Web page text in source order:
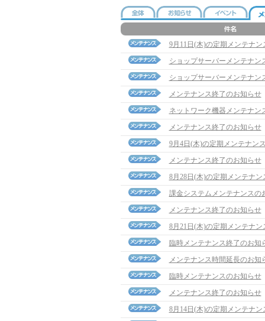
9月11日(木)の定期メンテナン
ショップサーバーメンテナン
ショップサーバーメンテナン
メンテナンス終了のお知らせ
ネットワーク機器メンテナン
メンテナンス終了のお知らせ
9月4日(木)の定期メンテナン
メンテナンス終了のお知らせ
8月28日(木)の定期メンテナン
課金システムメンテナンスの
メンテナンス終了のお知らせ
8月21日(木)の定期メンテナン
臨時メンテナンス終了のお知
メンテナンス時間延長のお知
臨時メンテナンスのお知らせ
メンテナンス終了のお知らせ
8月14日(木)の定期メンテナン